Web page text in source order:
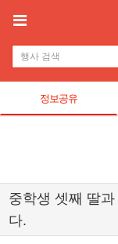
정보공유
중학생 셋째 딸
다.